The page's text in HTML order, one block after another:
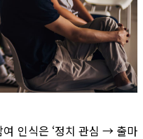
인식은 ‘정치 관심 → 출마